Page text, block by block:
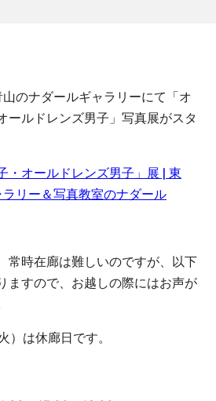
のナダールギャラリーにて「オ
ールドレンズ男子」写真展がスタ
・オールドレンズ男子」展 | 東
リー＆写真教室のナダール
常時在廊は難しいのですが、以下
ますので、お越しの際にはお声が
は休廊日です。